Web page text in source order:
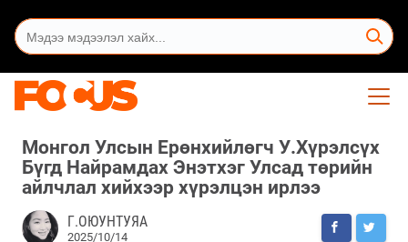
Монгол Улсын Ерөнхийлөгч У.Хүрэлсүх
Бүгд Найрамдах Энэтхэг Улсад төрийн
айлчлал хийхээр хүрэлцэн ирлээ
Г.ОЮУНТУЯА
2025/10/14